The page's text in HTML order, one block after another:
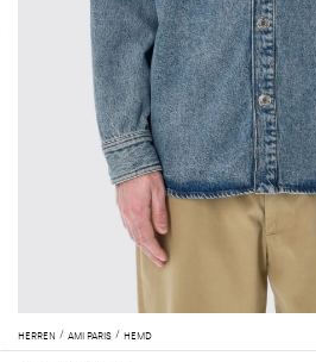
HERREN AMI PARIS HEMD